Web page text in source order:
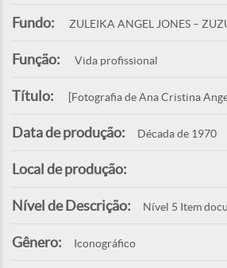
Fundo: ZULEIKA ANGEL JONES –
Função: Vida profissional
Título: [Fotografia de Ana Cristina
Data de produção: Década de 1970
Local de produção:
Nível de Descrição: Nível 5 Item
Gênero: Iconográfico